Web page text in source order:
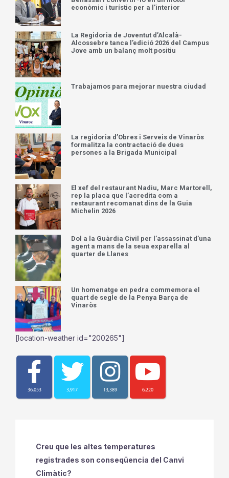
econòmic i turístic per a l’interior
La Regidoria de Joventut d’Alcalà-
Alcossebre tanca l’edició 2026 del Campus
Jove amb un balanç molt positiu
Trabajamos para mejorar nuestra ciudad
La regidoria d’Obres i Serveis de Vinaròs
formalitza la contractació de dues
persones a la Brigada Municipal
El xef del restaurant Nadiu, Marc Martorell,
rep la placa que l’acredita com a
restaurant recomanat dins de la Guia
Michelin 2026
Dol a la Guàrdia Civil per l’assassinat d’una
agent a mans de la seua exparella al
quarter de Llanes
Un homenatge en pedra commemora el
quart de segle de la Penya Barça de
Vinaròs
[location-weather id="200265"]
36,053 3,917 13,389 6,220
Creu que les altes temperatures
registrades son conseqüencia del Canvi
Climàtic?